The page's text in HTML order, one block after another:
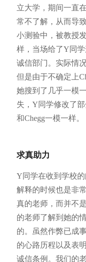
立大学，期间一直
常不了解，从而导
小测验中，被教授
样，当场给了Y同
诚信部门。实际情
但是由于不确定上
她搜到了几乎一模
失，Y同学修改了
和Chegg一模一样。
求真助力
Y同学在收到学校
解释的时候也是非
真的老师，而并不
的老师了解到她的
的。虽然作弊已成
的心路历程以及表
诚信条例。我们的